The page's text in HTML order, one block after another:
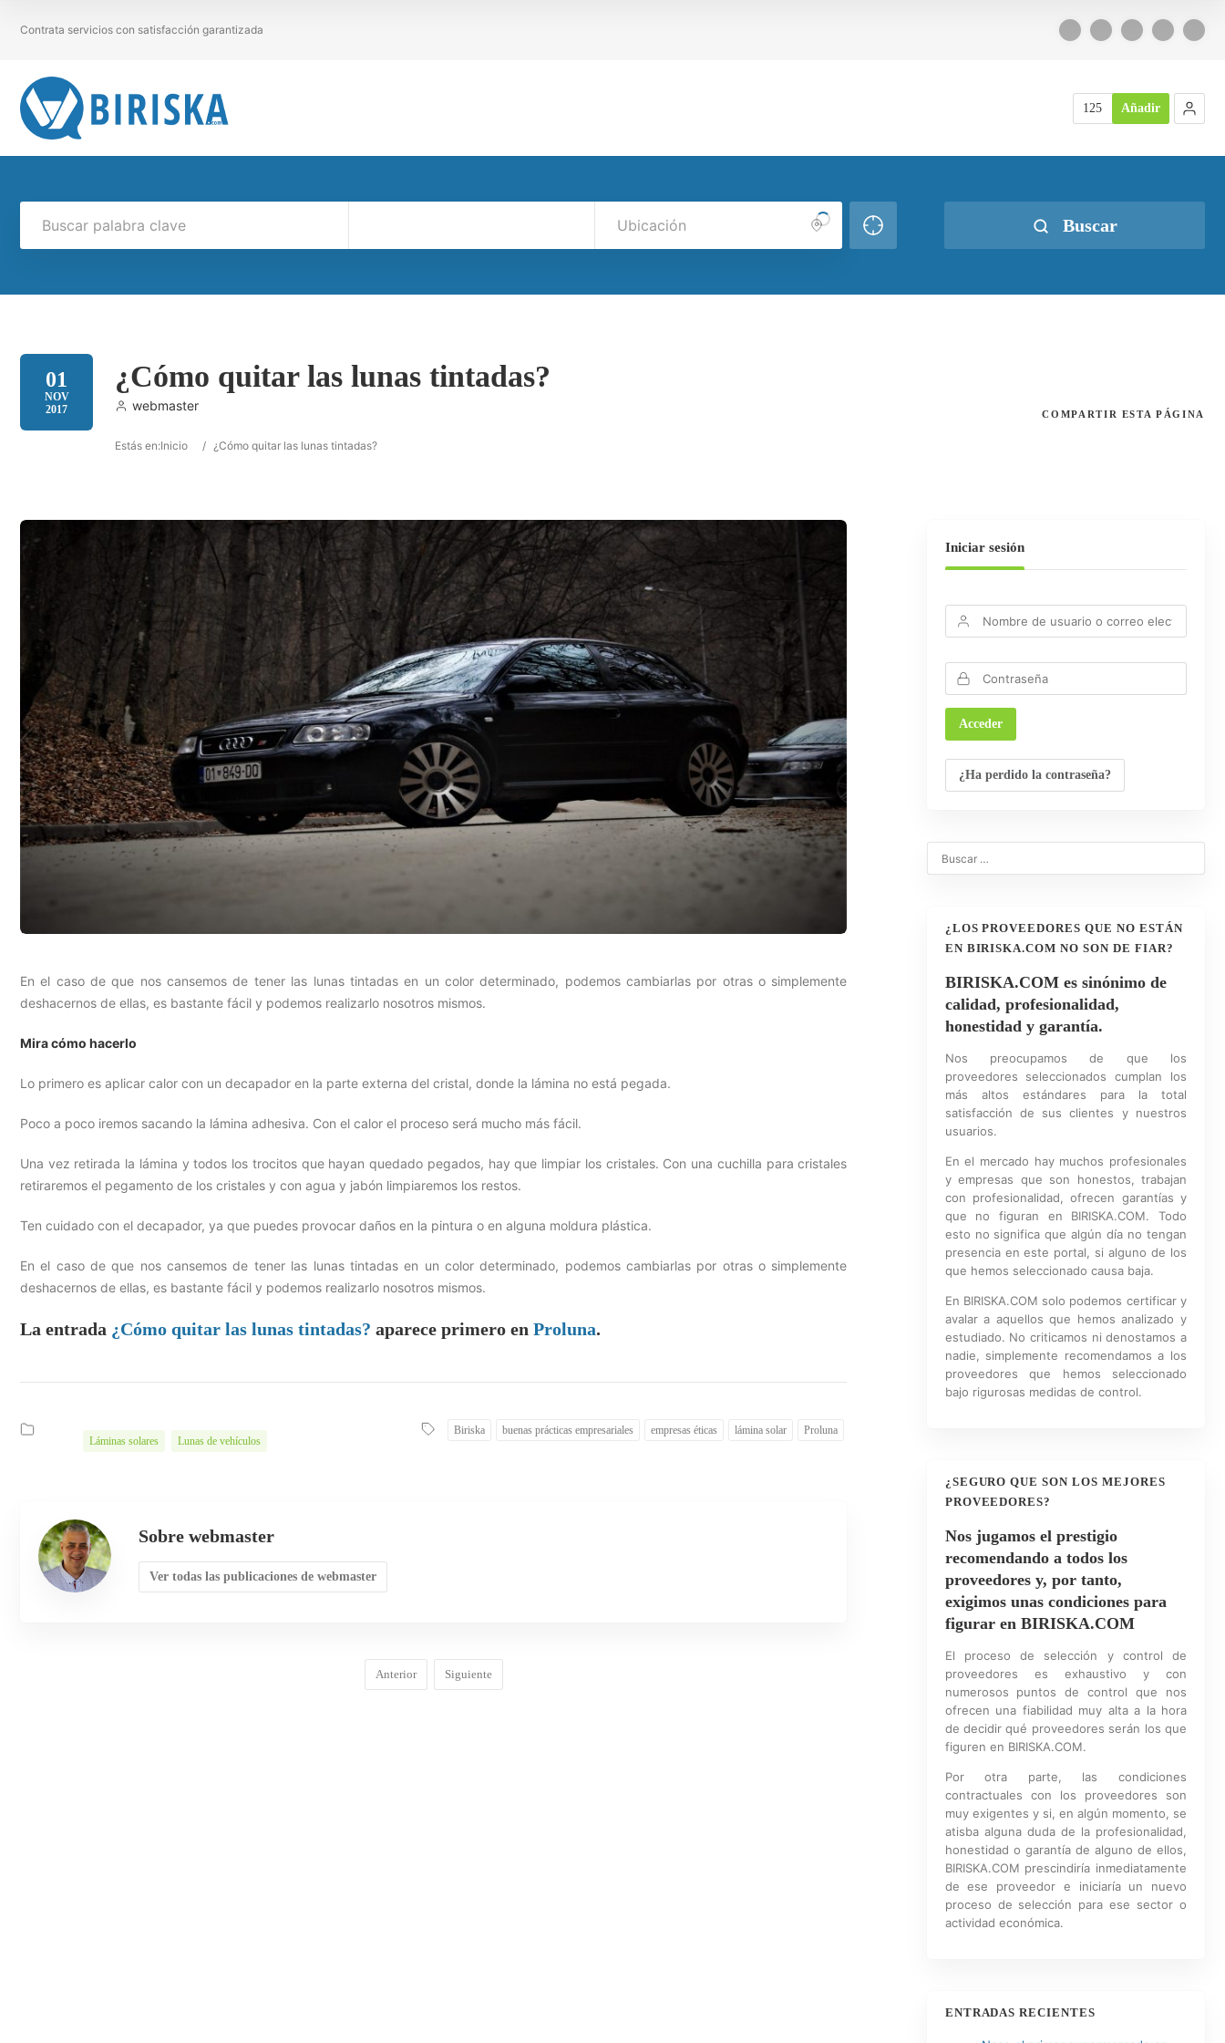
Contrata servicios con satisfacción garantizada
125 Añadir
Buscar
01
NOV
2017
¿Cómo quitar las lunas tintadas?
webmaster
Estás en:Inicio / ¿Cómo quitar las lunas tintadas?
COMPARTIR ESTA PÁGINA
En el caso de que nos cansemos de tener las lunas tintadas en un color determinado, podemos cambiarlas por otras o simplemente
deshacernos de ellas, es bastante fácil y podemos realizarlo nosotros mismos.
Mira cómo hacerlo
Lo primero es aplicar calor con un decapador en la parte externa del cristal, donde la lámina no está pegada.
Poco a poco iremos sacando la lámina adhesiva. Con el calor el proceso será mucho más fácil.
Una vez retirada la lámina y todos los trocitos que hayan quedado pegados, hay que limpiar los cristales. Con una cuchilla para cristales
retiraremos el pegamento de los cristales y con agua y jabón limpiaremos los restos.
Ten cuidado con el decapador, ya que puedes provocar daños en la pintura o en alguna moldura plástica.
En el caso de que nos cansemos de tener las lunas tintadas en un color determinado, podemos cambiarlas por otras o simplemente
deshacernos de ellas, es bastante fácil y podemos realizarlo nosotros mismos.
La entrada ¿Cómo quitar las lunas tintadas? aparece primero en Proluna.
Láminas solares Lunas de vehículos
Biriska buenas prácticas empresariales empresas éticas lámina solar Proluna
Sobre webmaster
Ver todas las publicaciones de webmaster
Anterior Siguiente
Iniciar sesión
¿Ha perdido la contraseña?
¿LOS PROVEEDORES QUE NO ESTÁN
EN BIRISKA.COM NO SON DE FIAR?
BIRISKA.COM es sinónimo de
calidad, profesionalidad,
honestidad y garantía.
Nos preocupamos de que los
proveedores seleccionados cumplan los
más altos estándares para la total
satisfacción de sus clientes y nuestros
usuarios.
En el mercado hay muchos profesionales
y empresas que son honestos, trabajan
con profesionalidad, ofrecen garantías y
que no figuran en BIRISKA.COM. Todo
esto no significa que algún día no tengan
presencia en este portal, si alguno de los
que hemos seleccionado causa baja.
En BIRISKA.COM solo podemos certificar y
avalar a aquellos que hemos analizado y
estudiado. No criticamos ni denostamos a
nadie, simplemente recomendamos a los
proveedores que hemos seleccionado
bajo rigurosas medidas de control.
¿SEGURO QUE SON LOS MEJORES
PROVEEDORES?
Nos jugamos el prestigio
recomendando a todos los
proveedores y, por tanto,
exigimos unas condiciones para
figurar en BIRISKA.COM
El proceso de selección y control de
proveedores es exhaustivo y con
numerosos puntos de control que nos
ofrecen una fiabilidad muy alta a la hora
de decidir qué proveedores serán los que
figuren en BIRISKA.COM.
Por otra parte, las condiciones
contractuales con los proveedores son
muy exigentes y si, en algún momento, se
atisba alguna duda de la profesionalidad,
honestidad o garantía de alguno de ellos,
BIRISKA.COM prescindiría inmediatamente
de ese proveedor e iniciaría un nuevo
proceso de selección para ese sector o
actividad económica.
ENTRADAS RECIENTES